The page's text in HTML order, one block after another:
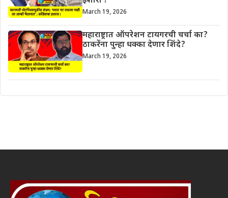
March 19, 2026
महाराष्ट्रात ऑपरेशन टायगरची चर्चा का?
ठाकरेंना पुन्हा धक्का देणार शिंदे?
March 19, 2026